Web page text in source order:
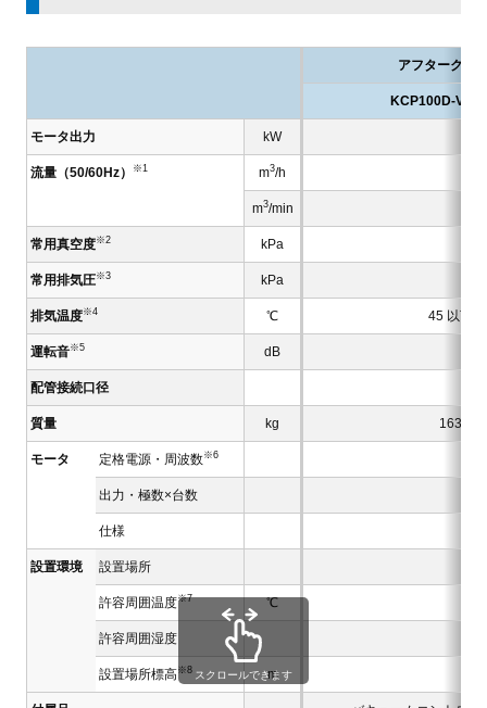
アフタークー
KCP100D-
モータ出力 kW
流量（50/60Hz） ※1 m3/h
m3/min
常用真空度※2 kPa
常用排気圧※3 kPa
排気温度※4 ℃ 45 以下
運転音※5 dB
配管接続口径
質量 kg 163
モータ 定格電源・周波数※6
出力・極数×台数
仕様
設置環境 設置場所
許容周囲温度※7 ℃
許容周囲湿度
設置場所標高※8 m
スクロールできます